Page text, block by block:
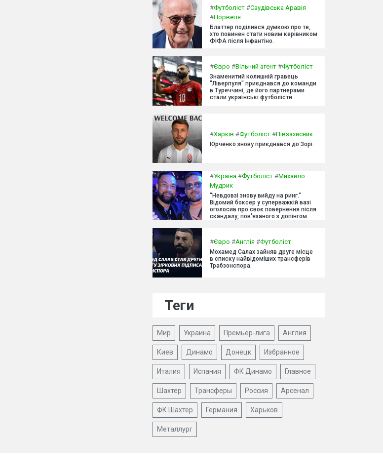
#Футболіст #Саудівська Аравія
#Норвегія
Блаттер поділився думкою про те,
хто повинен стати новим керівником
ФІФА після Інфантіно.
#Євро #Вільний агент #Футболіст
Знаменитий колишній гравець
"Ліверпуля" приєднався до команди
в Туреччині, де його партнерами
стали українські футболісти.
#Харків #Футболіст #Півзахисник
Юрченко знову приєднався до Зорі.
#Україна #Футболіст #Михайло
Мудрик
"Невдовзі знову вийду на ринг."
Відомий боксер у суперважкій вазі
оголосив про своє повернення після
скандалу, пов'язаного з допінгом.
#Євро #Англія #Футболіст
Мохамед Салах зайняв друге місце
в списку найвідоміших трансферів
Трабзонспора.
Теги
Мир Украина Премьер-лига Англия
Киев Динамо Донецк Избранное
Италия Испания ФК Динамо Главное
Шахтер Трансферы Россия Арсенал
ФК Шахтер Германия Харьков
Металлург